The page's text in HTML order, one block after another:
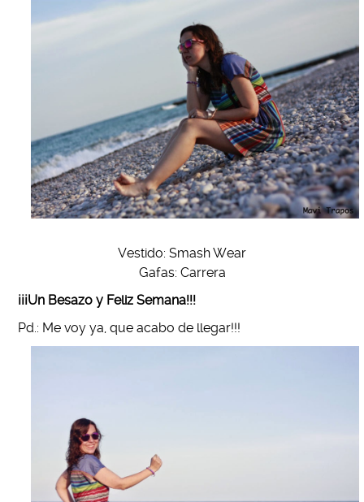
Vestido: Smash Wear
Gafas: Carrera
¡¡¡Un Besazo y Feliz Semana!!!
Pd.: Me voy ya, que acabo de llegar!!!